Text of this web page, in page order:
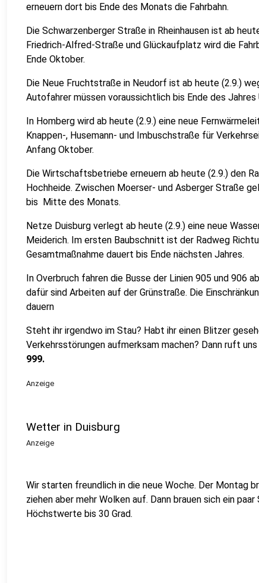
erneuern dort bis Ende des Monats die Fahrbahn.
Die Schwarzenberger Straße in Rheinhausen ist ab
Friedrich-Alfred-Straße und Glückaufplatz wird die
Ende Oktober.
Die Neue Fruchtstraße in Neudorf ist ab heute (2.9.)
Autofahrer müssen voraussichtlich bis Ende des Jahres
In Homberg wird ab heute (2.9.) eine neue
Knappen-, Husemann- und Imbuschstraße für
Anfang Oktober.
Die Wirtschaftsbetriebe erneuern ab heute (2.9.) den
Hochheide. Zwischen Moerser- und Asberger Straße
bis Mitte des Monats.
Netze Duisburg verlegt ab heute (2.9.) eine neue
Meiderich. Im ersten Baubschnitt ist der Radweg
Gesamtmaßnahme dauert bis Ende nächsten Jahres.
In Overbruch fahren die Busse der Linien 905 und 906
dafür sind Arbeiten auf der Grünstraße. Die
dauern
Steht ihr irgendwo im Stau? Habt ihr einen Blitzer
Verkehrsstörungen aufmerksam machen? Dann ruft
999.
Anzeige
Wetter in Duisburg
Anzeige
Wir starten freundlich in die neue Woche. Der Montag
ziehen aber mehr Wolken auf. Dann brauen sich ein
Höchstwerte bis 30 Grad.